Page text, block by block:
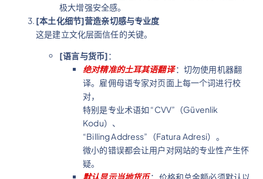
极大增强安全感。
[本土化细节]营造亲切感与专业度
这是建立文化层面信任的关键。
[语言与货币]：
绝对精准的土耳其语翻译：切勿使用机器翻
译。雇佣母语专家对页面上每一个词进行校
对，
特别是专业术语如 “CVV”（Güvenlik
Kodu）、
“Billing Address”（Fatura Adresi）。
微小的错误都会让用户对网站的专业性产生怀
疑。